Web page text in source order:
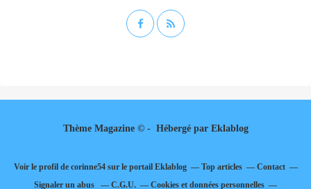
Thème Magazine © - Hébergé par Eklablog
Voir le profil de corinne54sur le portail Eklablog Top articles
Contact
Signaler un abus
C.G.U. Cookies et données personnelles